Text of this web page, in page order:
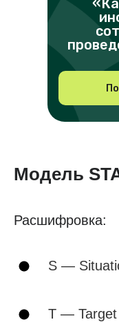
Модель
Расшифровка:
S —
T — Target